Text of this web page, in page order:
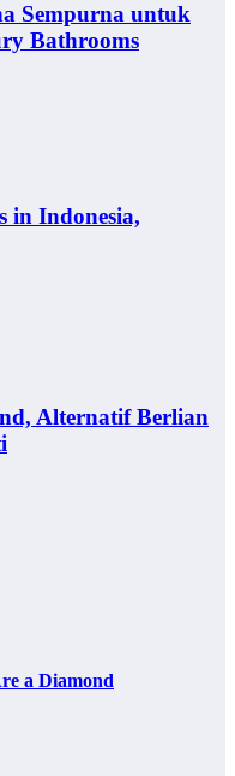
Sempurna untuk
Bathrooms
in Indonesia,
Alternatif Berlian
a Diamond